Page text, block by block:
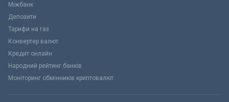
Міжбанк
Депозити
Тарифи на газ
Конвертер валют
Кредит онлайн
Народний рейтинг банків
Моніторинг обмінників криптовалют